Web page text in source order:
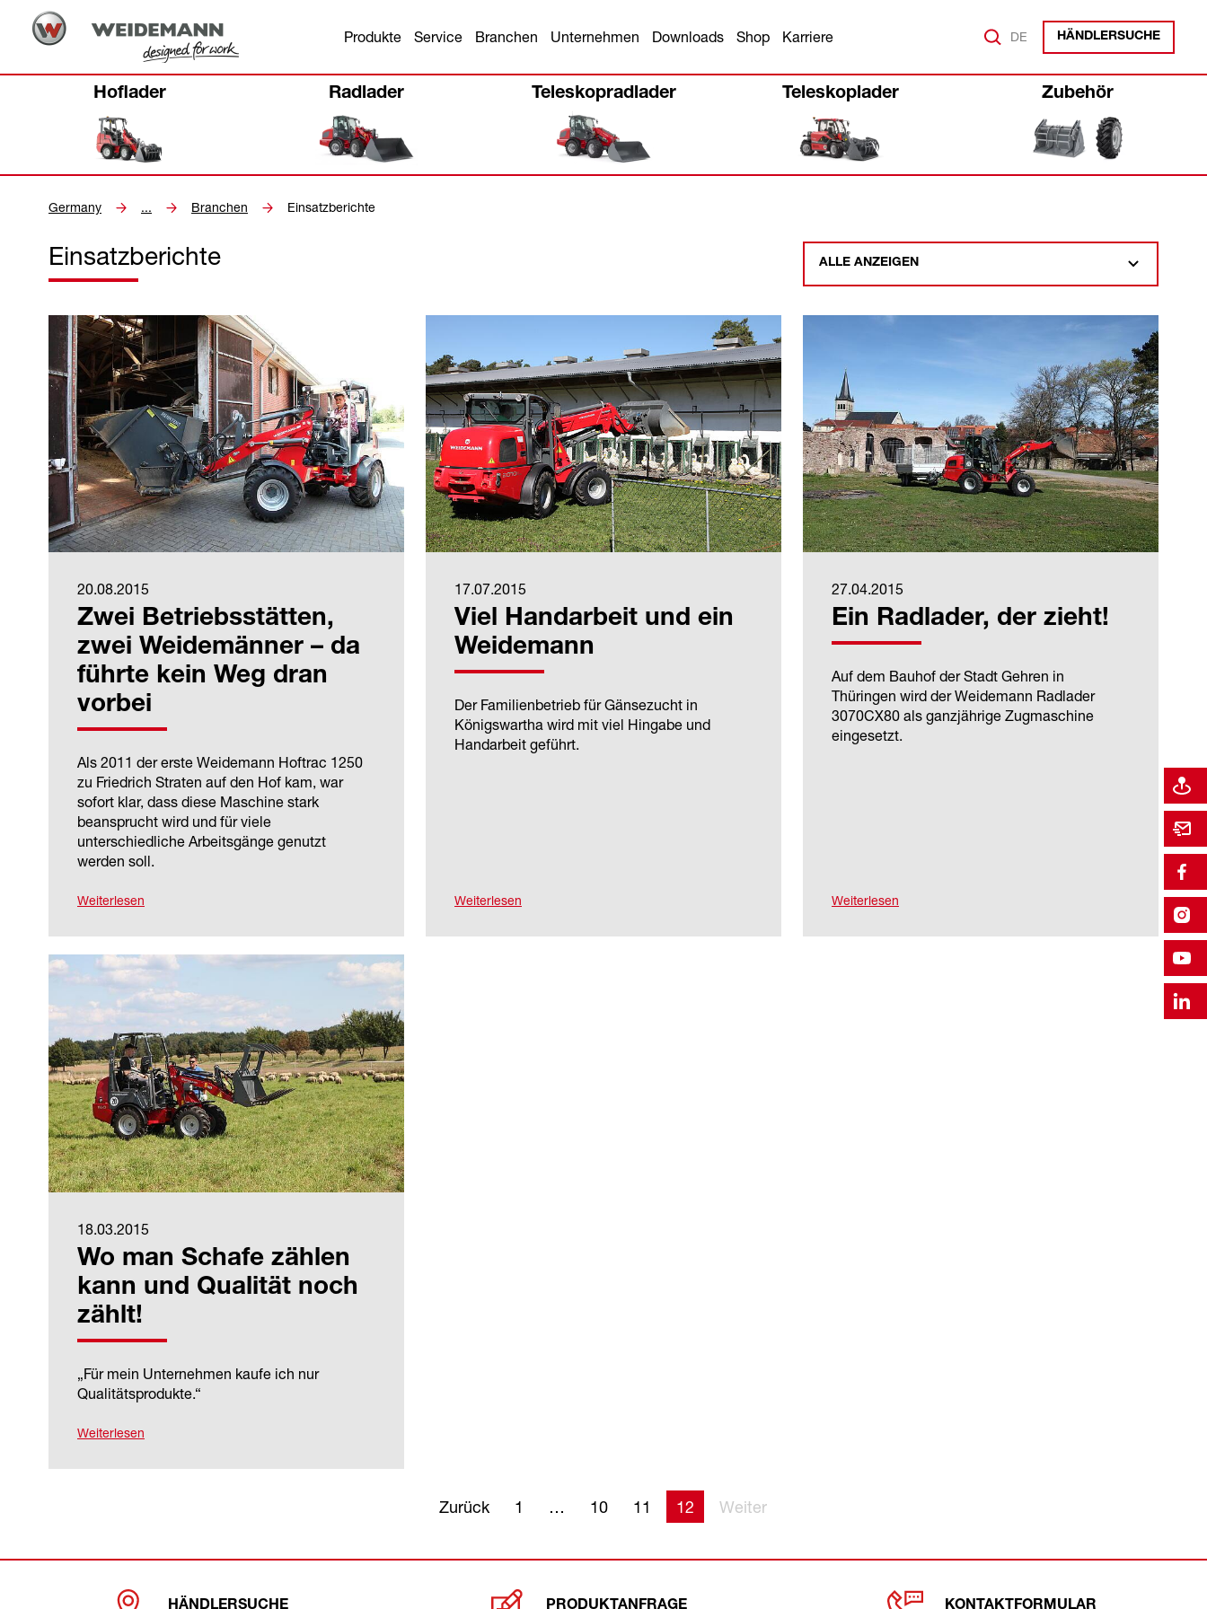
Produkte Service Branchen Unternehmen Downloads Shop Karriere DE HÄNDLERSUCHE
Hoflader Radlader Teleskopradlader Teleskoplader Zubehör
Germany ... Branchen Einsatzberichte
Einsatzberichte ALLE ANZEIGEN
20.08.2015
Zwei Betriebsstätten,
zwei Weidemänner – da
führte kein Weg dran
vorbei
Als 2011 der erste Weidemann Hoftrac 1250
zu Friedrich Straten auf den Hof kam, war
sofort klar, dass diese Maschine stark
beansprucht wird und für viele
unterschiedliche Arbeitsgänge genutzt
werden soll.
Weiterlesen
17.07.2015
Viel Handarbeit und ein
Weidemann
Der Familienbetrieb für Gänsezucht in
Königswartha wird mit viel Hingabe und
Handarbeit geführt.
Weiterlesen
27.04.2015
Ein Radlader, der zieht!
Auf dem Bauhof der Stadt Gehren in
Thüringen wird der Weidemann Radlader
3070CX80 als ganzjährige Zugmaschine
eingesetzt.
Weiterlesen
18.03.2015
Wo man Schafe zählen
kann und Qualität noch
zählt!
„Für mein Unternehmen kaufe ich nur
Qualitätsprodukte.“
Weiterlesen
Zurück 1 10 11 12 Weiter